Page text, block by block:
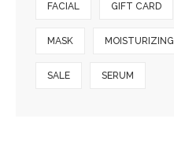
FACIAL GIFT CARD
MASK MOISTURIZING
SALE SERUM